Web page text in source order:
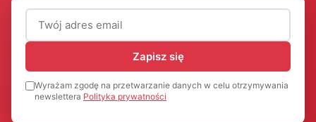
Adres email (wymagany)
Zapisz się
Wyrażam zgodę na przetwarzanie danych w celu otrzymywania
newslettera Polityka prywatności